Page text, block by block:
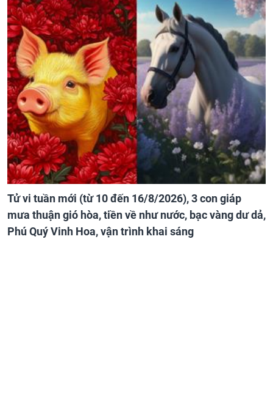
Tử vi tuần mới (từ 10 đến 16/8/2026), 3 con giáp
mưa thuận gió hòa, tiền về như nước, bạc vàng dư dả,
Phú Quý Vinh Hoa, vận trình khai sáng